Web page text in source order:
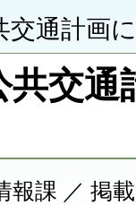
交通計画
共交通
報課 ／ 掲